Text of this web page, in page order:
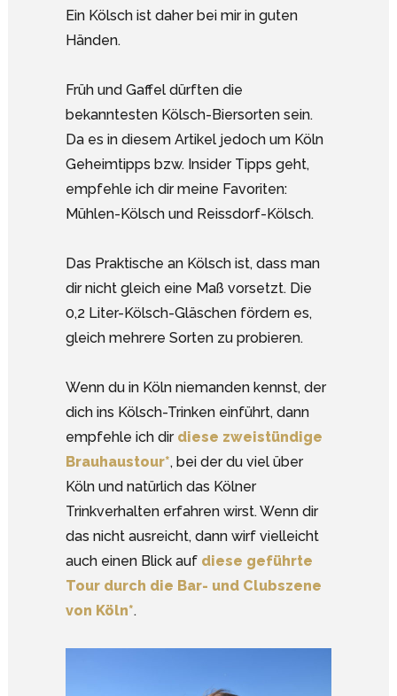
Ein Kölsch ist daher bei mir in guten
Händen.
Früh und Gaffel dürften die
bekanntesten Kölsch-Biersorten sein.
Da es in diesem Artikel jedoch um Köln
Geheimtipps bzw. Insider Tipps geht,
empfehle ich dir meine Favoriten:
Mühlen-Kölsch und Reissdorf-Kölsch.
Das Praktische an Kölsch ist, dass man
dir nicht gleich eine Maß vorsetzt. Die
0,2 Liter-Kölsch-Gläschen fördern es,
gleich mehrere Sorten zu probieren.
Wenn du in Köln niemanden kennst, der
dich ins Kölsch-Trinken einführt, dann
empfehle ich dir diese zweistündige
Brauhaustour*, bei der du viel über
Köln und natürlich das Kölner
Trinkverhalten erfahren wirst. Wenn dir
das nicht ausreicht, dann wirf vielleicht
auch einen Blick auf diese geführte
Tour durch die Bar- und Clubszene
von Köln*.